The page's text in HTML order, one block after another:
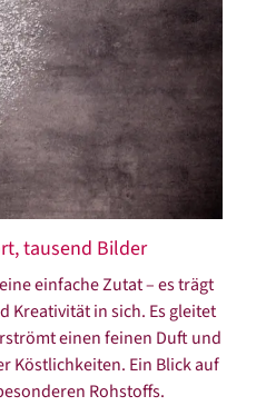
tausend Bilder
einfache Zutat – es trägt
Kreativität in sich. Es gleitet
einen feinen Duft und
Köstlichkeiten. Ein Blick auf
Rohstoffs.